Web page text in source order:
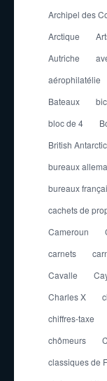
Archipel des
Arctique
Autriche
aérophilatélie
Bateaux
bloc de 4
British
bureaux
bureaux
cachets de
Cameroun
carnets
Cavalle
Charles X
chiffres-taxe
chômeurs
classiques de